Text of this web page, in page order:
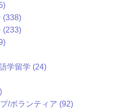
(338)
(233)
学留学 (24)
/ボランティア (92)